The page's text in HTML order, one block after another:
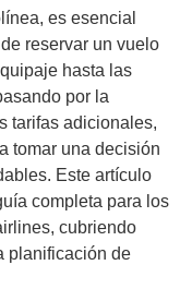
es esencial
reservar un vuelo
hasta las
por la
tarifas adicionales,
tomar una decisión
Este artículo
completa para los
cubriendo
planificación de